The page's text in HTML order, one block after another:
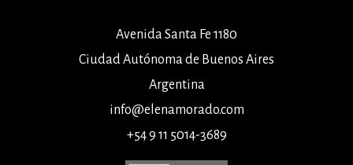
Avenida Santa Fe 1180
Ciudad Autónoma de Buenos Aires
Argentina
info@elenamorado.com
+54 9 11 5014-3689